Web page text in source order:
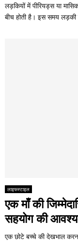
लड़कियों में पीरियड्स या
बीच होती है। इस समय लड़की
लाइफस्टाइल
एक माँ की
सहयोग की
एक छोटे बच्चे की देखभाल करना